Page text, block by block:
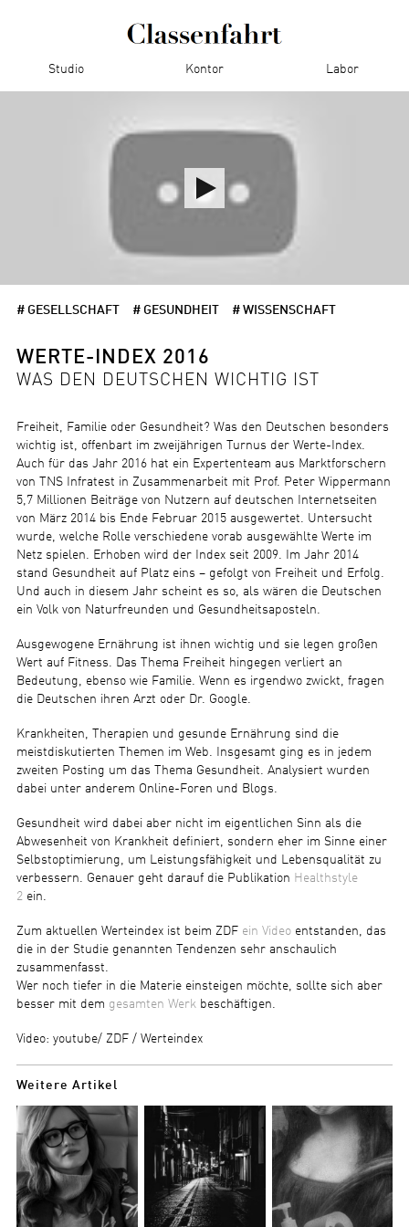
Studio Kontor Labor
# GESELLSCHAFT # GESUNDHEIT # WISSENSCHAFT
WERTE-INDEX 2016
WAS DEN DEUTSCHEN WICHTIG IST
Freiheit, Familie oder Gesundheit? Was den Deutschen besonders
wichtig ist, offenbart im zweijährigen Turnus der Werte-Index.
Auch für das Jahr 2016 hat ein Expertenteam aus Marktforschern
von TNS Infratest in Zusammenarbeit mit Prof. Peter Wippermann
5,7 Millionen Beiträge von Nutzern auf deutschen Internetseiten
von März 2014 bis Ende Februar 2015 ausgewertet. Untersucht
wurde, welche Rolle verschiedene vorab ausgewählte Werte im
Netz spielen. Erhoben wird der Index seit 2009. Im Jahr 2014
stand Gesundheit auf Platz eins – gefolgt von Freiheit und Erfolg.
Und auch in diesem Jahr scheint es so, als wären die Deutschen
ein Volk von Naturfreunden und Gesundheitsaposteln.
Ausgewogene Ernährung ist ihnen wichtig und sie legen großen
Wert auf Fitness. Das Thema Freiheit hingegen verliert an
Bedeutung, ebenso wie Familie. Wenn es irgendwo zwickt, fragen
die Deutschen ihren Arzt oder Dr. Google.
Krankheiten, Therapien und gesunde Ernährung sind die
meistdiskutierten Themen im Web. Insgesamt ging es in jedem
zweiten Posting um das Thema Gesundheit. Analysiert wurden
dabei unter anderem Online-Foren und Blogs.
Gesundheit wird dabei aber nicht im eigentlichen Sinn als die
Abwesenheit von Krankheit definiert, sondern eher im Sinne einer
Selbstoptimierung, um Leistungsfähigkeit und Lebensqualität zu
verbessern. Genauer geht darauf die Publikation Healthstyle
2 ein.
Zum aktuellen Werteindex ist beim ZDF ein Videoentstanden, das
die in der Studie genannten Tendenzen sehr anschaulich
zusammenfasst.
Wer noch tiefer in die Materie einsteigen möchte, sollte sich aber
besser mit dem gesamten Werk beschäftigen.
Video: youtube/ ZDF / Werteindex
Weitere Artikel